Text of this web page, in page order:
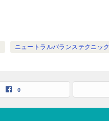
ニュートラルバランステクニック
0